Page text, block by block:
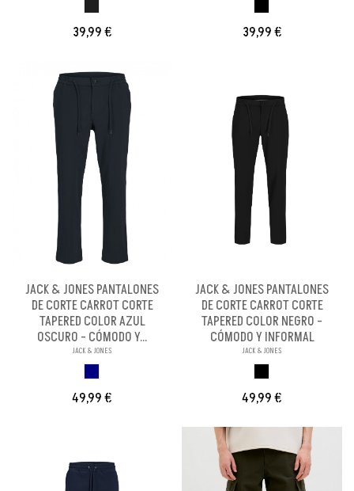
39,99 € 39,99 €
JACK & JONES PANTALONES
DE CORTE CARROT CORTE
TAPERED COLOR AZUL
OSCURO - CÓMODO Y...
JACK & JONES
49,99 €
JACK & JONES PANTALONES
DE CORTE CARROT CORTE
TAPERED COLOR NEGRO -
CÓMODO Y INFORMAL
JACK & JONES
49,99 €